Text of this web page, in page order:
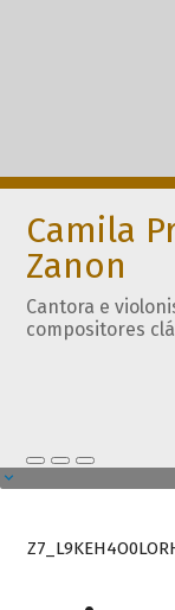
Camila
Zanon
Cantora e
compositores